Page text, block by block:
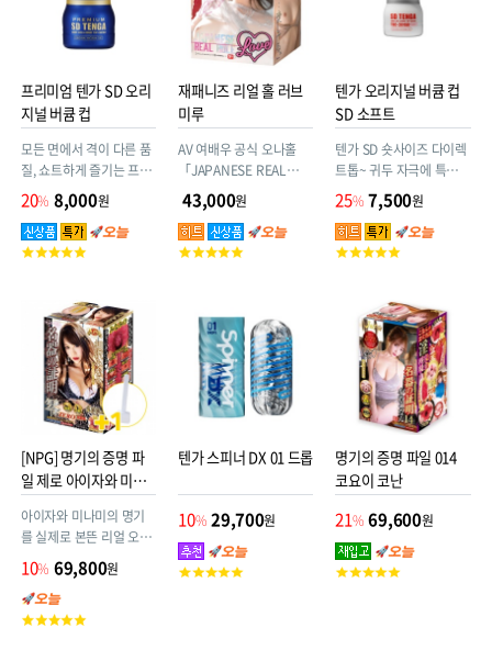
프리미엄 텐가 SD 오리
지널 버큠 컵
모든 면에서 격이 다른 품
질, 쇼트하게 즐기는 프리
미엄 쾌감
20% 8,000원
고
재패니즈 리얼 홀 러브
미루
AV 여배우 공식 오나홀
「JAPANESE REAL
HOLE LOVE_」 CUTE
한 외모! 하드플레이도 완
전 좋아하는 섹스 레벨
MAX!! miru의 그곳을 끝
43,000원
고
텐가 오리지널 버큠 컵
SD 소프트
텐가 SD 숏사이즈 다이렉
트톱~ 귀두 자극에 특화된
아이템! #텐가컵 #숏컵 #
버큠컵 #젠틀 #소프트 #
하양 #화이트 #일회용 #
로션도포 #TOC-201SDS
25% 7,500원
고
[NPG] 명기의 증명 파
일 제로 아이자와 미나
용 드라이스틱 증정!
아이자와 미나미의 명기
를 실제로 본뜬 리얼 오나
홀! 묵직한 무한쾌감 이중
구조!! 닛포리기프트 명기
시리즈~
10% 69,800원
고
텐가 스피너 DX 01 드롭
10% 29,700원
고
명기의 증명 파일 014
코요이 코난
21% 69,600원
고